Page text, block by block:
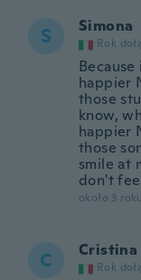
S Simona
Rok
happier
those
know,
happier
those
smile at
don't
około 3
C Cristina
Rok